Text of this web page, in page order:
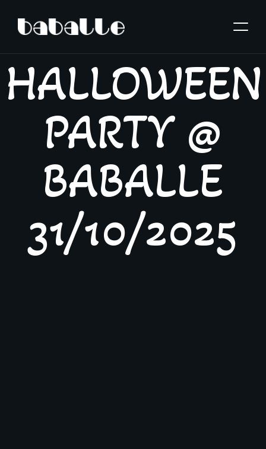
HALLOWEEN
PARTY @
BABALLE
31/10/2025